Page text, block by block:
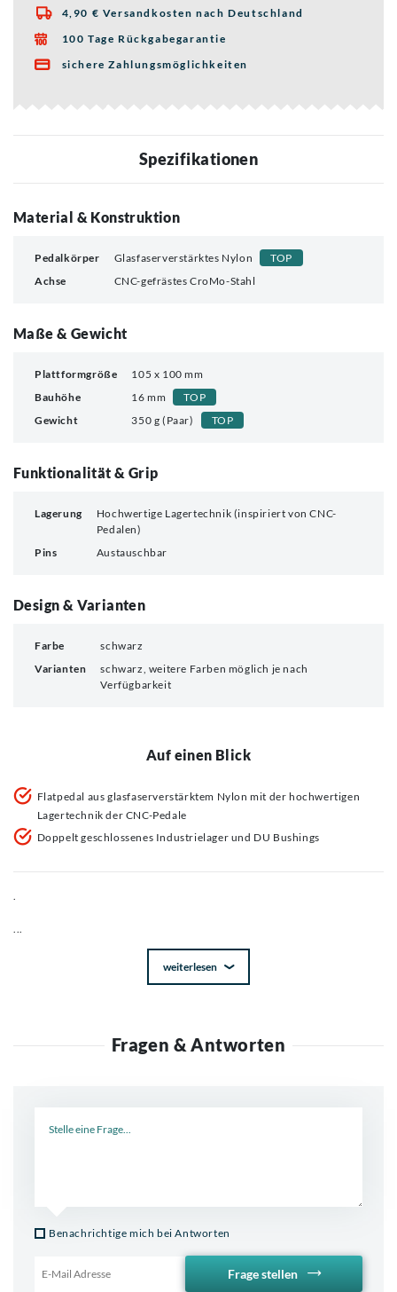
 4,90 € Versandkosten nach Deutschland
 100 Tage Rückgabegarantie
 sichere Zahlungsmöglichkeiten
Spezifikationen
Material & Konstruktion
Pedalkörper Glasfaserverstärktes Nylon
TOP
Achse
CNC-gefrästes CroMo-Stahl
Maße & Gewicht
Plattformgröße
105 x 100 mm
Bauhöhe
16 mm
TOP
Gewicht
350 g (Paar) TOP
Funktionalität & Grip
Lagerung
Hochwertige Lagertechnik (inspiriert von CNC-
Pedalen)
Pins
Austauschbar
Design & Varianten
Farbe
schwarz
Varianten
schwarz, weitere Farben möglich je nach
Verfügbarkeit
Auf einen Blick
Flatpedal aus glasfaserverstärktem Nylon mit der hochwertigen
Lagertechnik der CNC-Pedale
Doppelt geschlossenes Industrielager und DU Bushings
.
...
weiterlesen
Fragen & Antworten
Benachrichtige mich bei Antworten
Frage stellen